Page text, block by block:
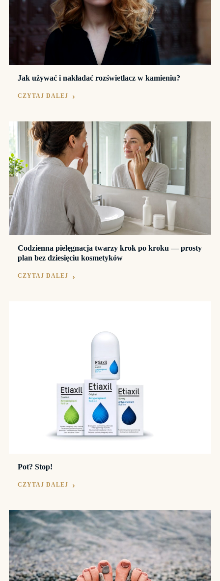
Jak używać i nakładać rozświetlacz w kamieniu?
CZYTAJ DALEJ
Codzienna pielęgnacja twarzy krok po kroku — prosty
plan bez dziesięciu kosmetyków
CZYTAJ DALEJ
Pot? Stop!
CZYTAJ DALEJ